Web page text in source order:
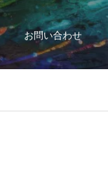
お問い合わせ